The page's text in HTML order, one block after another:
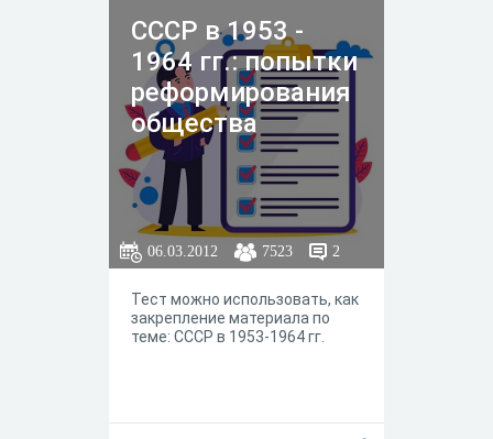
СССР в 1953 -
1964 гг.: попытки
реформирования
общества
06.03.2012 7523 2
Тест можно использовать, как
закрепление материала по
теме: СССР в 1953-1964 гг.